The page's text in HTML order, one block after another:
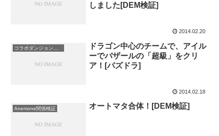
しました[DEM検証]
2014.02.20
ドラゴン中心のチームで、アイル
ーでバザールの「超級」をクリ
ア！[パズドラ]
2014.02.18
Anemone関係検証 オートマタ合体！[DEM検証]